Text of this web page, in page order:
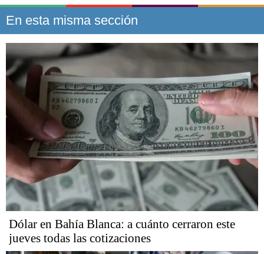
En esta misma sección
Dólar en Bahía Blanca: a cuánto cerraron este
jueves todas las cotizaciones